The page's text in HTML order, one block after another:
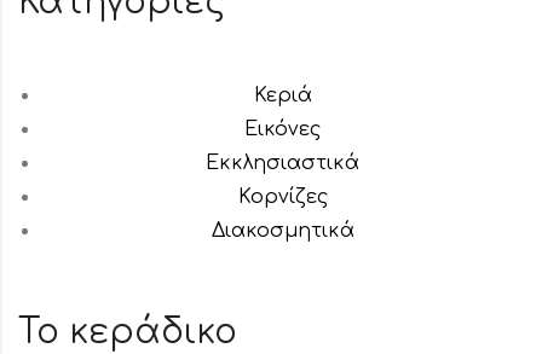
Κεριά
Εικόνες
Εκκλησιαστικά
Κορνίζες
Διακοσμητικά
Το κεράδικο